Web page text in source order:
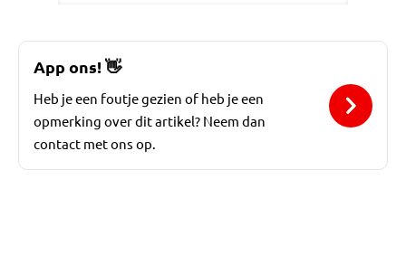
App ons!👋
Heb je een foutje gezien of heb je een
opmerking over dit artikel? Neem dan
contact met ons op.